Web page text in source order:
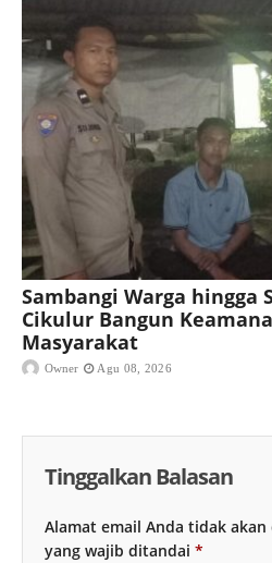
Sambangi Warga hingga
Cikulur Bangun
Masyarakat
Owner Agu 08, 2026
Tinggalkan Balasan
Alamat email Anda tidak
yang wajib ditandai *